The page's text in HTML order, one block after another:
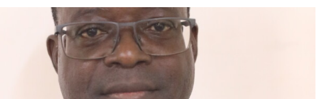
AGENDA
REQUÊTES ET
PLAINTES